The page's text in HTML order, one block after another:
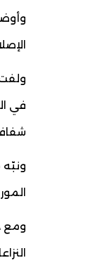
ولفت
في
ونبّه
ومع